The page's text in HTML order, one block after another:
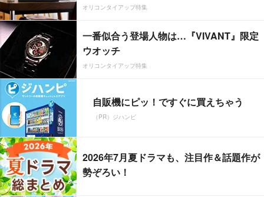
オリコンタイアップ特集
一番似合う登場人物は…『VIVANT』限定
ウオッチ
オリコンタイアップ特集
自販機にピッ！ですぐに買えちゃう
（PR）ジハンピ
2026年7月夏ドラマも、注目作＆話題作が
勢ぞろい！